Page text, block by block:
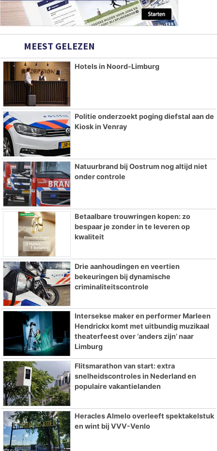
MEEST GELEZEN
Hotels in Noord-Limburg
Politie onderzoekt poging diefstal aan de
Kiosk in Venray
Natuurbrand bij Oostrum nog altijd niet
onder controle
Betaalbare trouwringen kopen: zo
bespaar je zonder in te leveren op
kwaliteit
Drie aanhoudingen en veertien
bekeuringen bij dynamische
criminaliteitscontrole
Intersekse maker en performer Marleen
Hendrickx komt met uitbundig muzikaal
theaterfeest over ‘anders zijn’ naar
Limburg
Flitsmarathon van start: extra
snelheidscontroles in Nederland en
populaire vakantielanden
Heracles Almelo overleeft spektakelstuk
en wint bij VVV-Venlo